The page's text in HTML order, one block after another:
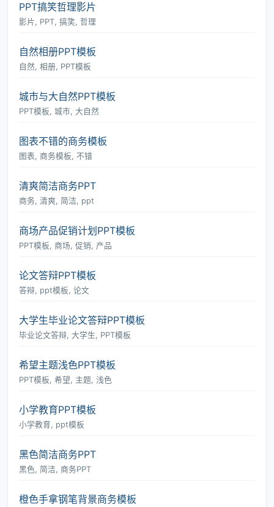
PPT搞笑哲理影片
影片, PPT, 搞笑, 哲理
自然相册PPT模板
自然, 相册, PPT模板
城市与大自然PPT模板
PPT模板, 城市, 大自然
图表不错的商务模板
图表, 商务模板, 不错
清爽简洁商务PPT
商务, 清爽, 简洁, ppt
商场产品促销计划PPT模板
PPT模板, 商场, 促销, 产品
论文答辩PPT模板
答辩, ppt模板, 论文
大学生毕业论文答辩PPT模板
毕业论文答辩, 大学生, PPT模板
希望主题浅色PPT模板
PPT模板, 希望, 主题, 浅色
小学教育PPT模板
小学教育, ppt模板
黑色简洁商务PPT
黑色, 简洁, 商务PPT
橙色手拿钢笔背景商务模板